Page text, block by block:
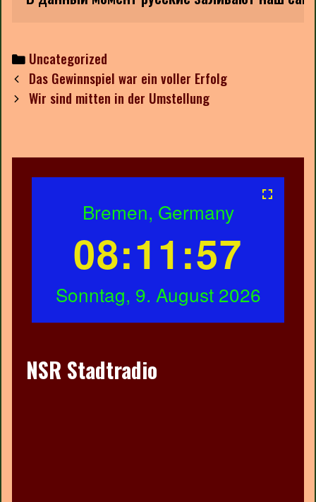
Categories
Uncategorized
Post
navigation
Das Gewinnspiel war ein voller Erfolg
Wir sind mitten in der Umstellung
NSR Stadtradio